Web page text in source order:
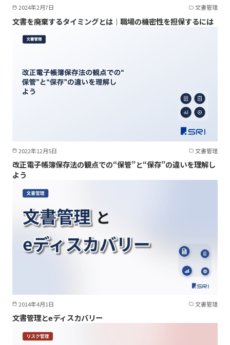
2024年2月7日 文書管理
文書を廃棄するタイミングとは｜職場の機密性を担保するには
2022年12月5日 文書管理
改正電子帳簿保存法の観点での“保管”と“保存”の違いを理解し
よう
2014年4月1日 文書管理
文書管理とeディスカバリー